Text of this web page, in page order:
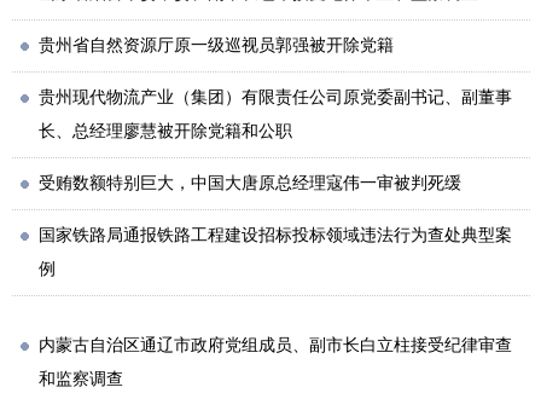
贵州省自然资源厅原一级巡视员郭强被开除党籍
贵州现代物流产业（集团）有限责任公司原党委副书记、副董事
长、总经理廖慧被开除党籍和公职
受贿数额特别巨大，中国大唐原总经理寇伟一审被判死缓
国家铁路局通报铁路工程建设招标投标领域违法行为查处典型案
例
内蒙古自治区通辽市政府党组成员、副市长白立柱接受纪律审查
和监察调查